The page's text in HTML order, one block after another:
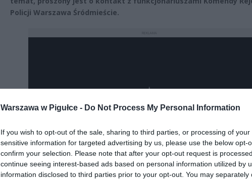
Warszawa w Pigułce - Do Not Process My Personal Information
If you wish to opt-out of the sale, sharing to third parties, or processing of
sensitive information for targeted advertising by us, please use the below opt-
confirm your selection. Please note that after your opt-out request is
continue seeing interest-based ads based on personal information utilized by
information disclosed to third parties prior to your opt-out. You may separately
Policji Warszawa Śródmieście.
Play